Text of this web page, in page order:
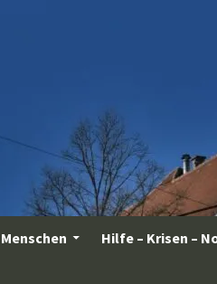
Menschen Hilfe – Krisen –